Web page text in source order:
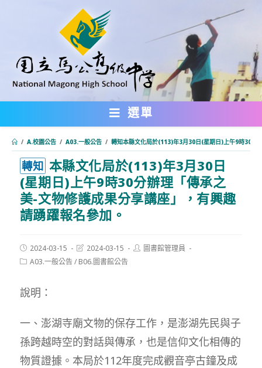
內
選單
/ A.校園公告 / A03.一般公告 / 轉知本縣文化局於(113)年3月30日(星期日)上午9時30分
轉知 本縣文化局於(113)年3月30日
(星期日)上午9時30分辦理「傳承之
美-文物修護成果分享講座」，有興趣
請踴躍報名參加。
Post
published:
2024-03-15
Post
modified:
2024-03-15
Post圖書館管理員
PostA03.一般公告/ B06.圖書館公告
說明：
一、澎湖寺廟文物的保存工作，是澎湖先民與子
孫跨越時空的對話與傳承，也是信仰文化相傳的
物質證據。本局於112年度完成觀音亭古鐘及成